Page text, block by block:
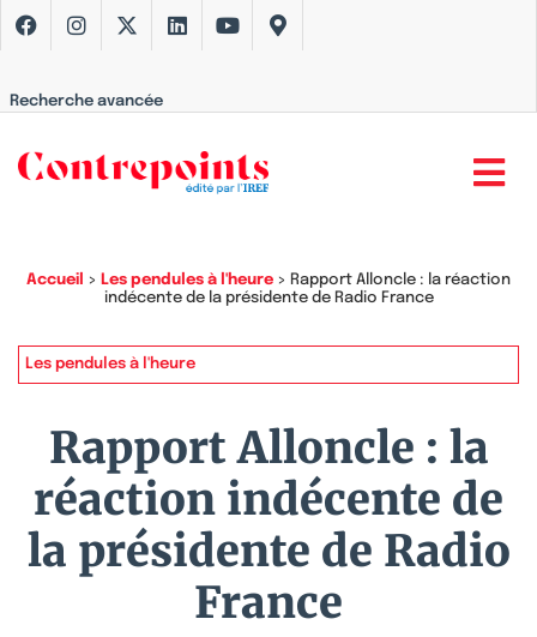
Recherche avancée
Accueil > Les pendules à l'heure > Rapport Alloncle : la réaction
indécente de la présidente de Radio France
Les pendules à l'heure
Rapport Alloncle : la
réaction indécente de
la présidente de Radio
France